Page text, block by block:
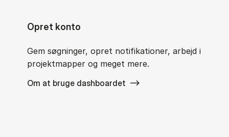
Opret konto
Gem søgninger, opret notifikationer, arbejd i
projektmapper og meget mere.
Om at bruge dashboardet